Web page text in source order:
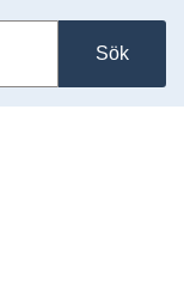
Sök